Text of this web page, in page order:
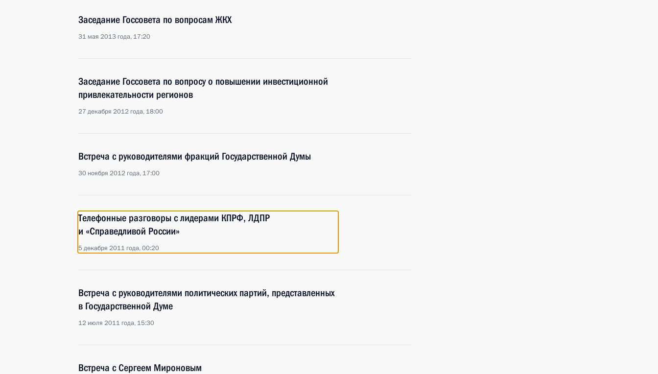
Заседание Госсовета по вопросам ЖКХ
31 мая 2013 года, 17:20
Заседание Госсовета по вопросу о повышении инвестиционной
привлекательности регионов
27 декабря 2012 года, 18:00
Встреча с руководителями фракций Государственной Думы
30 ноября 2012 года, 17:00
Телефонные разговоры с лидерами КПРФ, ЛДПР
и «Справедливой России»
5 декабря 2011 года, 00:20
Встреча с руководителями политических партий, представленных
в Государственной Думе
12 июля 2011 года, 15:30
Встреча с Сергеем Мироновым